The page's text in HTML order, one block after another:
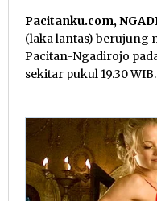
Pacitanku.com,
(laka lantas) berujung
Pacitan-Ngadirojo
sekitar pukul 19.30 WIB.